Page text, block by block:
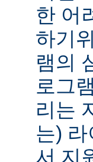
한 어
하기
램의
로그
리는
는)
서 지